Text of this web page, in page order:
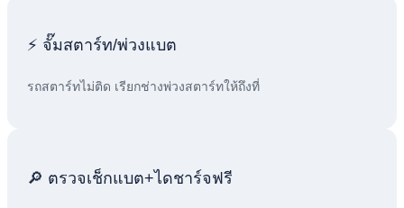
⚡ จั๊มสตาร์ท/พ่วงแบต
รถสตาร์ทไม่ติด เรียกช่างพ่วงสตาร์ทให้ถึงที่
🔎 ตรวจเช็กแบต+ไดชาร์จฟรี